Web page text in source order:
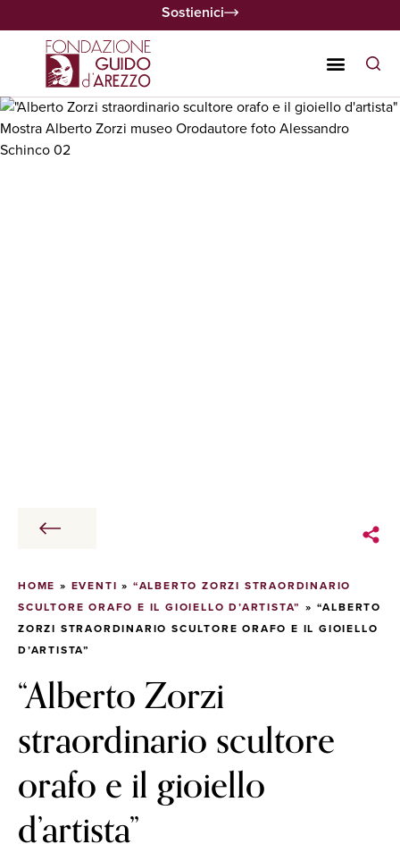
Sostienici
HOME » EVENTI » “ALBERTO ZORZI STRAORDINARIO
SCULTORE ORAFO E IL GIOIELLO D’ARTISTA” » “ALBERTO
ZORZI STRAORDINARIO SCULTORE ORAFO E IL GIOIELLO
D’ARTISTA”
“Alberto Zorzi
straordinario scultore
orafo e il gioiello
d’artista”